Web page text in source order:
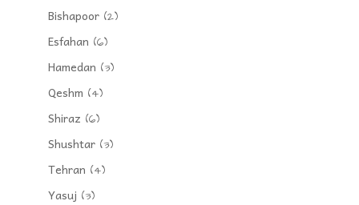
Bishapoor(2)
Esfahan (6)
Hamedan (3)
Qeshm (4)
Shiraz (6)
Shushtar(3)
Tehran (4)
Yasuj (3)